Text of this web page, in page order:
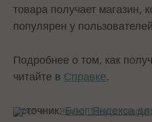
товара получает магазин,
популярен у
Подробнее о том, как
читайте в Справке.
Источник:Блог Яндекса
Теги: Яндекс Поиск по товарам